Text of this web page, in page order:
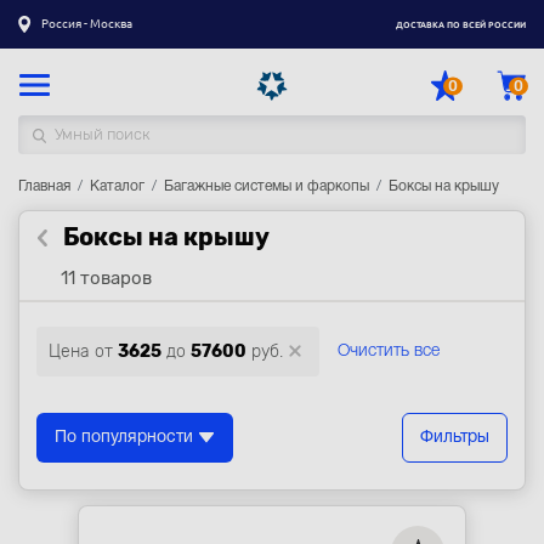
Россия - Москва ДОСТАВКА ПО ВСЕЙ РОССИИ
0 0
Каталог товаров
Регистрация|Вход
Доставка
Контакты
Акции
Главная Каталог Багажные системы и фаркопы Боксы на крышу
Боксы на крышу
11 товаров
Цена от 3625 до 57600 руб. Очистить все
По популярности Фильтры